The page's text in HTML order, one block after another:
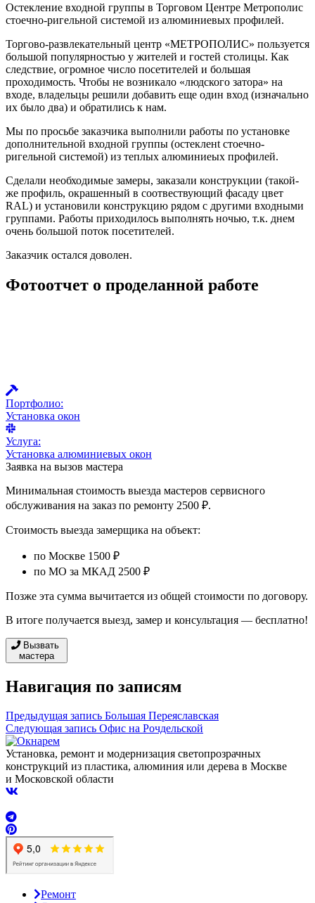
Остекление входной группы в Торговом Центре Метрополис
стоечно-ригельной системой из алюминиевых профилей.
Торгово-развлекательный центр «МЕТРОПОЛИС» пользуется
большой популярностью у жителей и гостей столицы. Как
следствие, огромное число посетителей и большая
проходимость. Чтобы не возникало «людского затора» на
входе, владельцы решили добавить еще один вход (изначально
их было два) и обратились к нам.
Мы по просьбе заказчика выполнили работы по установке
дополнительной входной группы (остекленt стоечно-
ригельной системой) из теплых алюминиеых профилей.
Сделали необходимые замеры, заказали конструкции (такой-
же профиль, окрашенный в соотвествующий фасаду цвет
RAL) и установили конструкцию рядом с другими входными
группами. Работы приходилось выполнять ночью, т.к. днем
очень большой поток посетителей.
Заказчик остался доволен.
Фотоотчет о проделанной работе
Портфолио:
Установка окон
Услуга:
Установка алюминиевых окон
Заявка на вызов мастера
Минимальная стоимость выезда мастеров сервисного
обслуживания на заказ по ремонту 2500 ₽.
Стоимость выезда замерщика на объект:
по Москве 1500 ₽
по МО за МКАД 2500 ₽
Позже эта сумма вычитается из общей стоимости по договору.
В итоге получается выезд, замер и консультация — бесплатно!
Вызвать
мастера
Навигация по записям
Предыдущая запись Большая Переяславская
Следующая запись Офис на Рочдельской
Установка, ремонт и модернизация светопрозрачных
конструкций из пластика, алюминия или дерева в Москве
и Московской области
Ремонт